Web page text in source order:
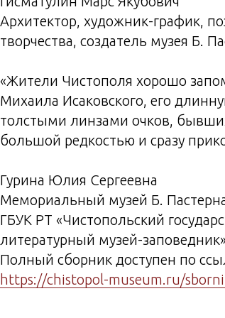
Архитектор, художник-график,
творчества, создатель музея Б.
«Жители Чистополя хорошо
Михаила Исаковского, его
толстыми линзами очков,
большой редкостью и сразу
Гурина Юлия Сергеевна
Мемориальный музей Б.
ГБУК РТ «Чистопольский
литературный музей-
Полный сборник доступен по
https://chistopol-museum.ru/